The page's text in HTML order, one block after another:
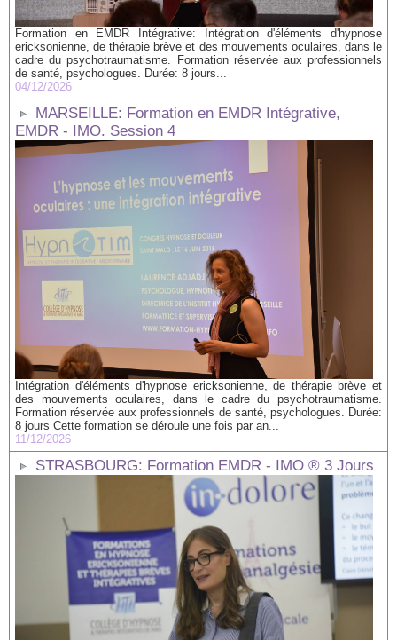
Formation en EMDR Intégrative: Intégration d'éléments d'hypnose
ericksonienne, de thérapie brève et des mouvements oculaires, dans le
cadre du psychotraumatisme. Formation réservée aux professionnels
de santé, psychologues. Durée: 8 jours...
04/12/2026
MARSEILLE: Formation en EMDR Intégrative,
EMDR - IMO. Session 4
Intégration d'éléments d'hypnose ericksonienne, de thérapie brève et
des mouvements oculaires, dans le cadre du psychotraumatisme.
Formation réservée aux professionnels de santé, psychologues. Durée:
8 jours Cette formation se déroule une fois par an...
11/12/2026
STRASBOURG: Formation EMDR - IMO ® 3 Jours